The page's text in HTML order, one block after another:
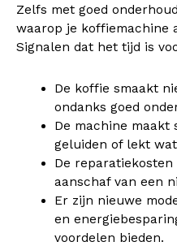
Zelfs met goed
waarop je koffiemachine
Signalen dat het tijd is
De koffie smaakt
ondanks goed
De machine maakt
geluiden of lekt
De
aanschaf van een
Er zijn nieuwe
en
voordelen bieden.